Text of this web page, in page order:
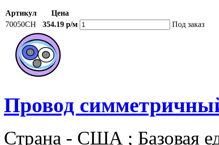
Артикул
Цена
70050CH
354.19 р/м Под заказ
Провод
Страна - США ; Базовая